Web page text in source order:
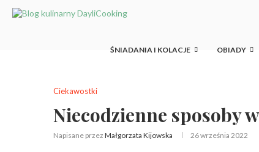
ŚNIADANIA I KOLACJE OBIADY
Ciekawostki
Niecodzienne sposoby
Napisane przez Małgorzata Kijowska 26 września 2022